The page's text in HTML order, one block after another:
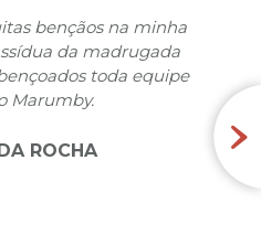
Queridos irmão, quero vos
fruto deste trabalho, pois
através do programa há 20
muito feliz, pois continuo
nunca deixei de escutar a
Matelândia – PR